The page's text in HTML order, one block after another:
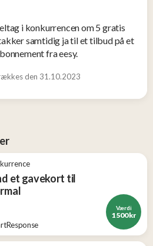
i konkurrencen om 5 gratis
samtidig ja til et tilbud på et
fra eesy.
den 31.10.2023
et gavekort til
Værdi
1 500 kr